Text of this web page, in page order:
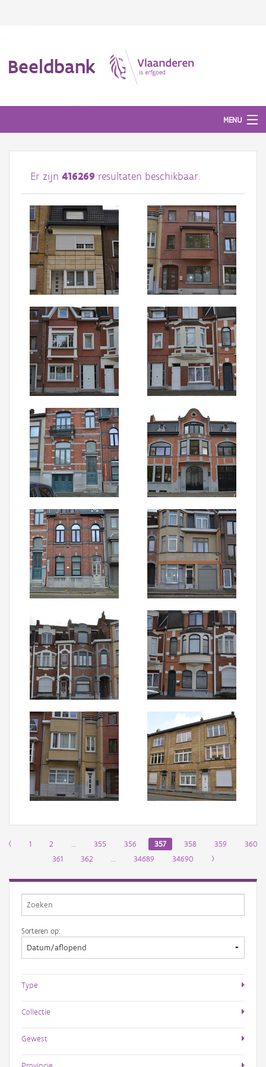
Beeldbank
MENU
Afbeeldingen
#BeeldIndeKijker
Hergebruik
Over ons
Aanmelden
Er zijn 416269 resultaten beschikbaar.
‹ 1 2 … 355 356 357 358 359
360
361
362 … 34689 34690 ›
Sorteren op:
Type
Collectie
Gewest